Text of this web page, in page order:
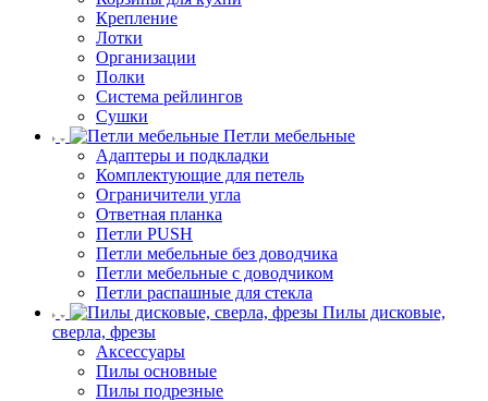
Крепление
Лотки
Организации
Полки
Система рейлингов
Сушки
Петли мебельные
Адаптеры и подкладки
Комплектующие для петель
Ограничители угла
Ответная планка
Петли PUSH
Петли мебельные без доводчика
Петли мебельные с доводчиком
Петли распашные для стекла
Пилы дисковые,
сверла, фрезы
Аксессуары
Пилы основные
Пилы подрезные